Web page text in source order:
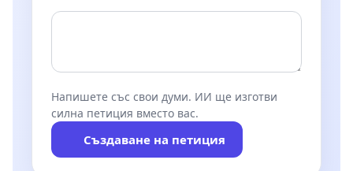
Напишете със свои думи. ИИ ще изготви
силна петиция вместо вас.
Създаване на петиция